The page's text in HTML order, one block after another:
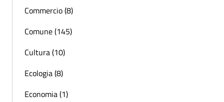
Commercio (8)
Comune (145)
Cultura (10)
Ecologia (8)
Economia (1)